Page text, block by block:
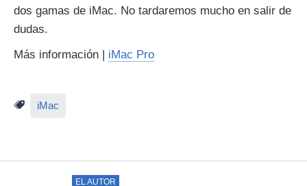
dos gamas de iMac. No tardaremos mucho en salir de
dudas.
Más información | iMac Pro
iMac
EL AUTOR